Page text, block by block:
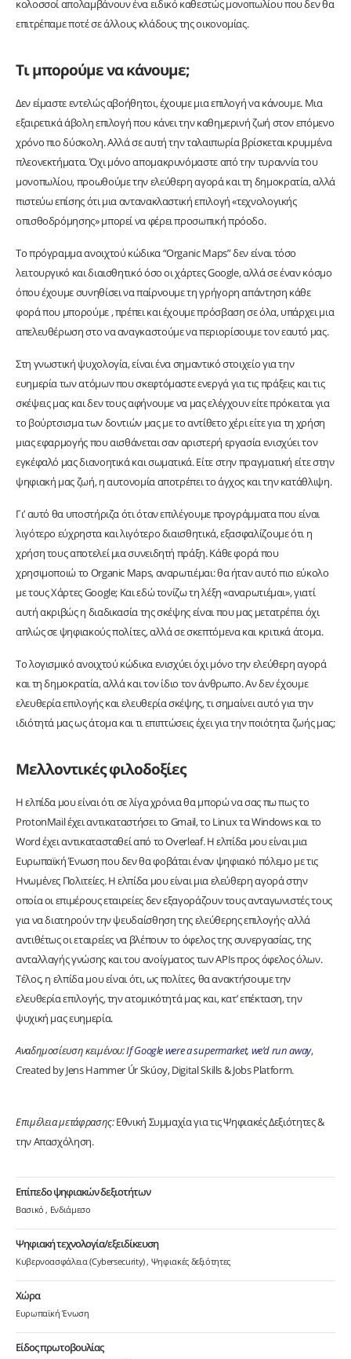
κολοσσοί απολαμβάνουν ένα ειδικό καθεστώς μονοπωλίου που δεν θα
επιτρέπαμε ποτέ σε άλλους κλάδους της οικονομίας.
Τι μπορούμε να κάνουμε;
Δεν είμαστε εντελώς αβοήθητοι, έχουμε μια επιλογή να κάνουμε. Μια
εξαιρετικά άβολη επιλογή που κάνει την καθημερινή ζωή στον επόμενο
χρόνο πιο δύσκολη. Αλλά σε αυτή την ταλαιπωρία βρίσκεται κρυμμένα
πλεονεκτήματα. Όχι μόνο απομακρυνόμαστε από την τυραννία του
μονοπωλίου, προωθούμε την ελεύθερη αγορά και τη δημοκρατία, αλλά
πιστεύω επίσης ότι μια αντανακλαστική επιλογή «τεχνολογικής
οπισθοδρόμησης» μπορεί να φέρει προσωπική πρόοδο.
Το πρόγραμμα ανοιχτού κώδικα “Organic Maps” δεν είναι τόσο
λειτουργικό και διαισθητικό όσο οι χάρτες Google, αλλά σε έναν κόσμο
όπου έχουμε συνηθίσει να παίρνουμε τη γρήγορη απάντηση κάθε
φορά που μπορούμε , πρέπει και έχουμε πρόσβαση σε όλα, υπάρχει μια
απελευθέρωση στο να αναγκαστούμε να περιορίσουμε τον εαυτό μας.
Στη γνωστική ψυχολογία, είναι ένα σημαντικό στοιχείο για την
ευημερία των ατόμων που σκεφτόμαστε ενεργά για τις πράξεις και τις
σκέψεις μας και δεν τους αφήνουμε να μας ελέγχουν είτε πρόκειται για
το βούρτσισμα των δοντιών μας με το αντίθετο χέρι είτε για τη χρήση
μιας εφαρμογής που αισθάνεται σαν αριστερή εργασία ενισχύει τον
εγκέφαλό μας διανοητικά και σωματικά. Είτε στην πραγματική είτε στην
ψηφιακή μας ζωή, η αυτονομία αποτρέπει το άγχος και την κατάθλιψη.
Γι’ αυτό θα υποστήριζα ότι όταν επιλέγουμε προγράμματα που είναι
λιγότερο εύχρηστα και λιγότερο διαισθητικά, εξασφαλίζουμε ότι η
χρήση τους αποτελεί μια συνειδητή πράξη. Κάθε φορά που
χρησιμοποιώ το Organic Maps, αναρωτιέμαι: θα ήταν αυτό πιο εύκολο
με τους Χάρτες Google; Και εδώ τονίζω τη λέξη «αναρωτιέμαι», γιατί
αυτή ακριβώς η διαδικασία της σκέψης είναι που μας μετατρέπει όχι
απλώς σε ψηφιακούς πολίτες, αλλά σε σκεπτόμενα και κριτικά άτομα.
Το λογισμικό ανοιχτού κώδικα ενισχύει όχι μόνο την ελεύθερη αγορά
και τη δημοκρατία, αλλά και τον ίδιο τον άνθρωπο. Αν δεν έχουμε
ελευθερία επιλογής και ελευθερία σκέψης, τι σημαίνει αυτό για την
ιδιότητά μας ως άτομα και τι επιπτώσεις έχει για την ποιότητα ζωής μας;
Μελλοντικές φιλοδοξίες
Η ελπίδα μου είναι ότι σε λίγα χρόνια θα μπορώ να σας πω πως το
ProtonMail έχει αντικαταστήσει το Gmail, το Linux τα Windows και το
Word έχει αντικατασταθεί από το Overleaf. Η ελπίδα μου είναι μια
Ευρωπαϊκή Ένωση που δεν θα φοβάται έναν ψηφιακό πόλεμο με τις
Ηνωμένες Πολιτείες. Η ελπίδα μου είναι μια ελεύθερη αγορά στην
οποία οι επιμέρους εταιρείες δεν εξαγοράζουν τους ανταγωνιστές τους
για να διατηρούν την ψευδαίσθηση της ελεύθερης επιλογής· αλλά
αντιθέτως οι εταιρείες να βλέπουν το όφελος της συνεργασίας, της
ανταλλαγής γνώσης και του ανοίγματος των APIs προς όφελος όλων.
Τέλος, η ελπίδα μου είναι ότι, ως πολίτες, θα ανακτήσουμε την
ελευθερία επιλογής, την ατομικότητά μας και, κατ’ επέκταση, την
ψυχική μας ευημερία.
Αναδημοσίευση κειμένου:If Google were a supermarket, we’d run away,
Created by Jens Hammer Úr Skúoy, Digital Skills & Jobs Platform.
Επιμέλεια μετάφρασης:Εθνική Συμμαχία για τις Ψηφιακές Δεξιότητες &
την Απασχόληση.
Επίπεδο ψηφιακών δεξιοτήτων
Βασικό Ενδιάμεσο
Ψηφιακή τεχνολογία/εξειδίκευση
Κυβερνοασφάλεια (Cybersecurity) Ψηφιακές δεξιότητες
Χώρα
Ευρωπαϊκή Ένωση
Είδος πρωτοβουλίας